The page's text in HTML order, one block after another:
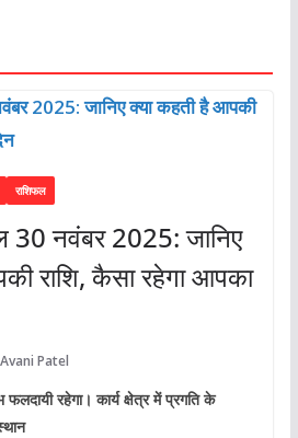
राशिफल
नवंबर 2025: जानिए
राशि, कैसा रहेगा आपका
Avani Patel
रहेगा। कार्य क्षेत्र में प्रगति के